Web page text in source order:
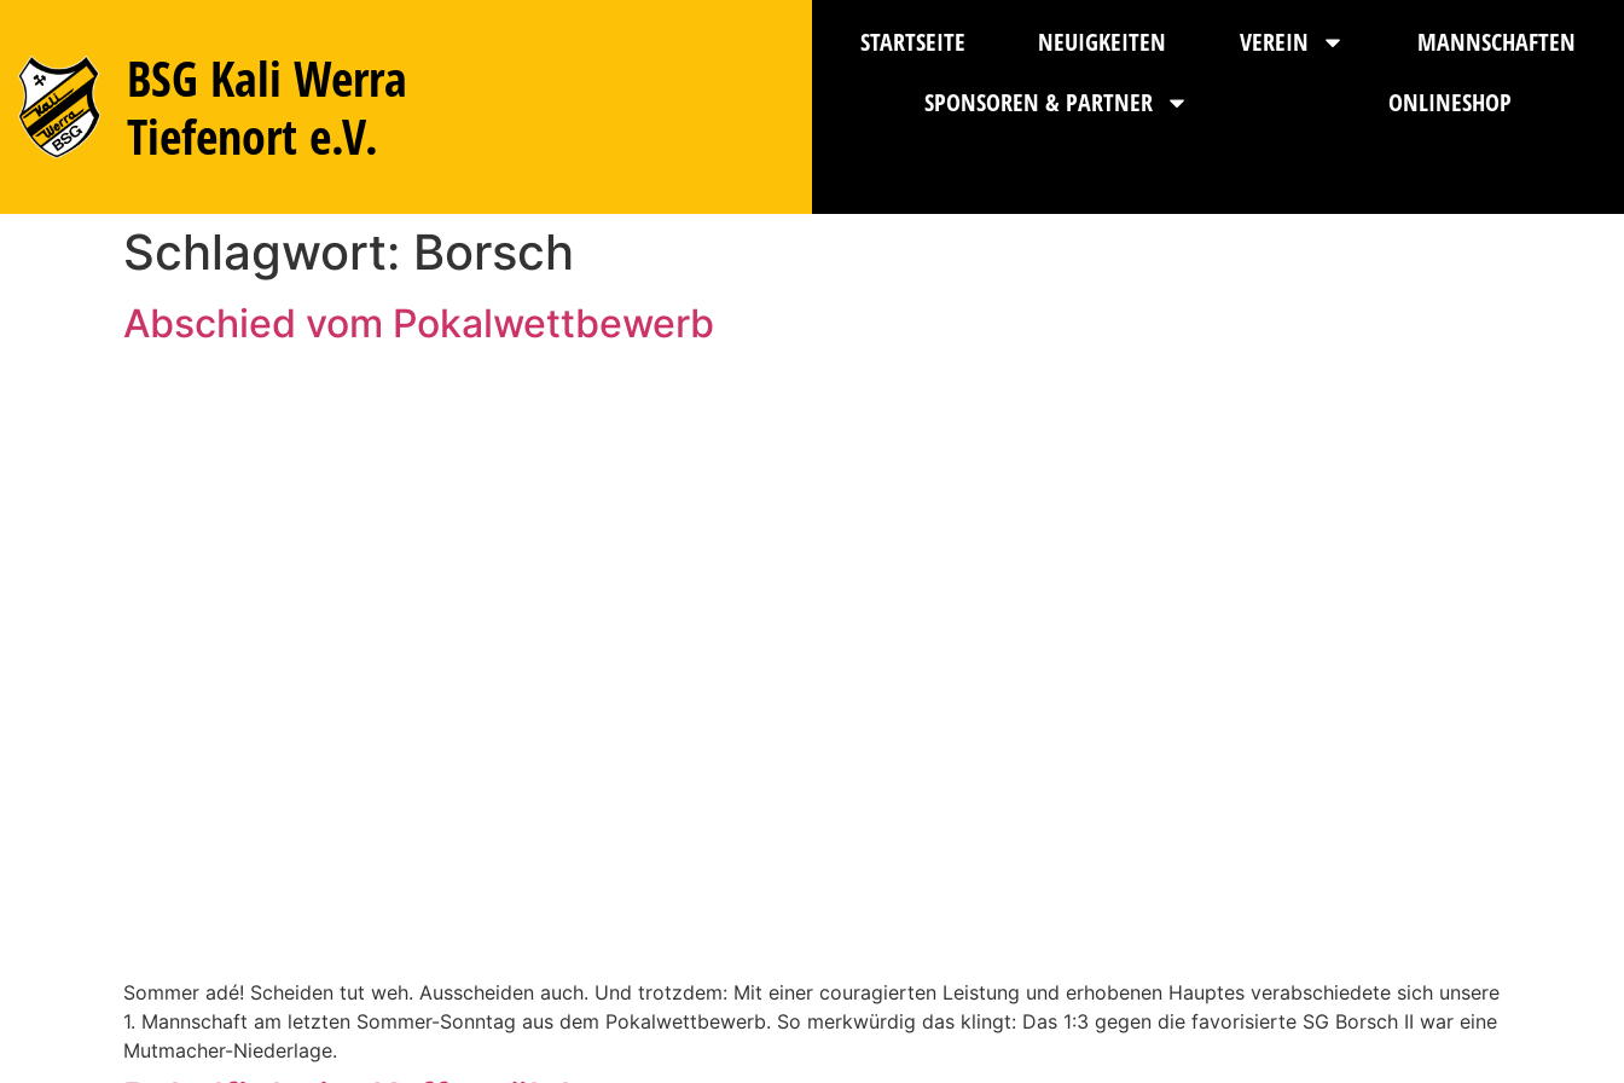
BSG Kali Werra
Tiefenort e.V.
STARTSEITE NEUIGKEITEN VEREIN
MANNSCHAFTEN
SPONSOREN & PARTNER
ONLINESHOP
Schlagwort: Borsch
Abschied vom Pokalwettbewerb
Sommer adé! Scheiden tut weh. Ausscheiden auch. Und trotzdem: Mit einer couragierten Leistung und erhobenen Hauptes verabschiedete sich unsere
1. Mannschaft am letzten Sommer-Sonntag aus dem Pokalwettbewerb. So merkwürdig das klingt: Das 1:3 gegen die favorisierte SG Borsch II war eine
Mutmacher-Niederlage.